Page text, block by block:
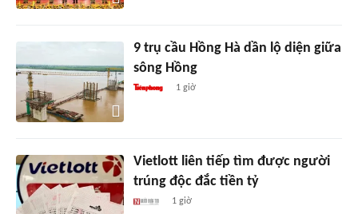
9 trụ cầu Hồng Hà dần lộ diện giữa
sông Hồng
1 giờ
Vietlott liên tiếp tìm được người
trúng độc đắc tiền tỷ
1 giờ